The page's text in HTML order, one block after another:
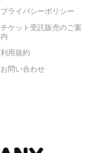
プライバシーポリシー
チケット受託販売のご案
内
利用規約
お問い合わせ